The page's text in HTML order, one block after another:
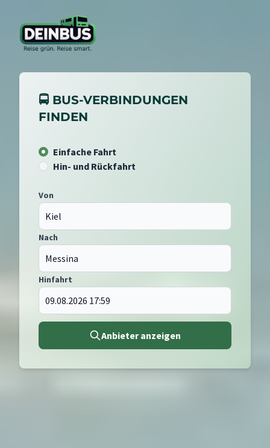
🚍 BUS-VERBINDUNGEN
FINDEN
Einfache Fahrt
Hin- und Rückfahrt
Von
Nach
Hinfahrt
Anbieter anzeigen